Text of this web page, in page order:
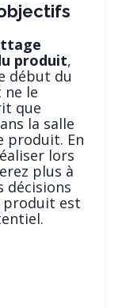
produit,
début du
le
que
la salle
produit. En
lors
plus à
décisions
produit est